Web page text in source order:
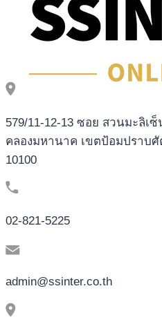
579/11-12-13 ซอย สวนมะลิเ
คลองมหานาค เขตป้อมปราบ
10100
02-821-5225
admin@ssinter.co.th